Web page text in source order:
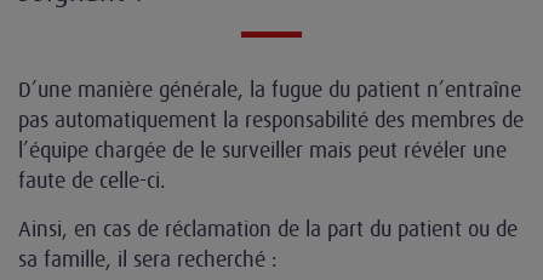
D’une manière générale, la fugue du patient n’entraîne
pas automatiquement la responsabilité des membres de
l’équipe chargée de le surveiller mais peut révéler une
faute de celle-ci.
Ainsi, en cas de réclamation de la part du patient ou de
sa famille, il sera recherché :